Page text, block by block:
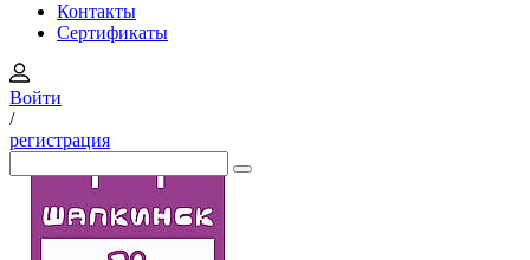
Контакты
Сертификаты
Войти
/
регистрация